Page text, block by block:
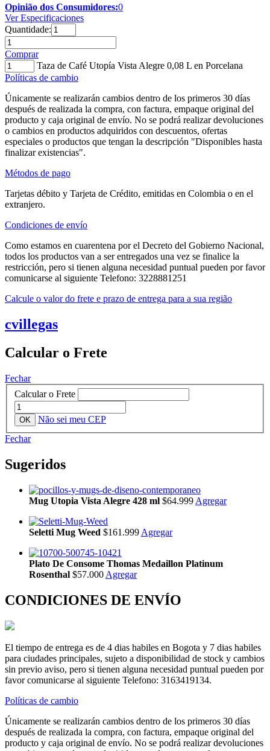
Opinião dos Consumidores:0
Ver Especificaciones
Quantidade:
Comprar
Taza de Café Utopía Vista Alegre 0,08 L en Porcelana
Políticas de cambio
Únicamente se realizarán cambios dentro de los primeros 30 días
después de realizada la compra, con factura, empaque original del
producto y caja original de envío. No se podrá realizar devoluciones
o cambios en productos adquiridos con descuentos, ofertas
especiales o productos que tengan la descripción "Disponibles hasta
finalizar existencias".
Métodos de pago
Tarjetas débito y Tarjeta de Crédito, emitidas en Colombia o en el
extranjero.
Condiciones de envío
Como estamos en cuarentena por el Decreto del Gobierno Nacional,
todos los productos van a ser entregados una vez se finalice la
restricción, pero si tienen alguna necesidad puntual pueden por favor
comunicarse al siguiente Telefono: 3228881251
Calcule o valor do frete e prazo de entrega para a sua região
cvillegas
Calcular o Frete
Fechar
Calcular o Frete
Não sei meu CEP
Fechar
Sugeridos
Mug Utopia Vista Alegre 428 ml $64.999 Agregar
Seletti Mug Weed $161.999 Agregar
Plato De Consome Thomas Medaillon Platinum
Rosenthal $57.000 Agregar
CONDICIONES DE ENVÍO
El tiempo de entrega es de 4 dias habiles en Bogota y 7 dias habiles
para ciudades principales, sujeto a disponibilidad de stock y cambios
sin previo aviso, pero si tienen alguna necesidad puntual pueden por
favor comunicarse al siguiente Telefono: 3163419134.
Políticas de cambio
Únicamente se realizarán cambios dentro de los primeros 30 días
después de realizada la compra, con factura, empaque original del
producto y caja original de envío. No se podrá realizar devoluciones